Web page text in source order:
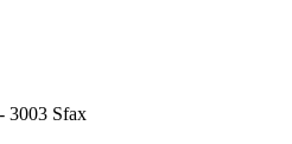
3003 Sfax